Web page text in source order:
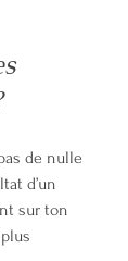
de nulle
d’un
sur ton